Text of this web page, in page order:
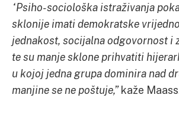
“Psiho-sociološka istraživanja
sklonije imati demokratske
jednakost, socijalna odgovornost i
te su manje sklone prihvatiti
u kojoj jedna grupa dominira nad
manjine se ne poštuje,”kaže